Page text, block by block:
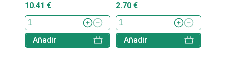
10.41 €
Añadir
2.70 €
Añadir